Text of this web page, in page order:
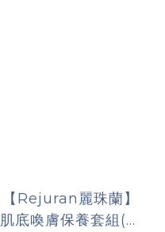
【Rejuran麗珠蘭】
肌底喚膚保養套組(限